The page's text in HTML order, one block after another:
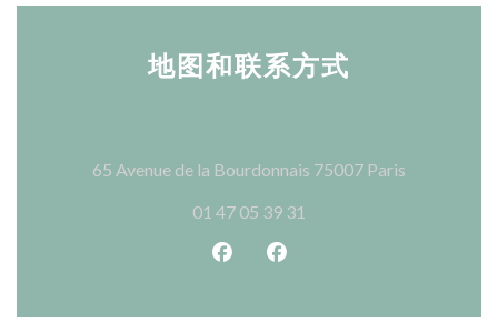
地图和联系方式
65 Avenue de la Bourdonnais 75007 Paris
01 47 05 39 31
Facebook ((在新窗口中打开))
Instagram ((在新窗口中